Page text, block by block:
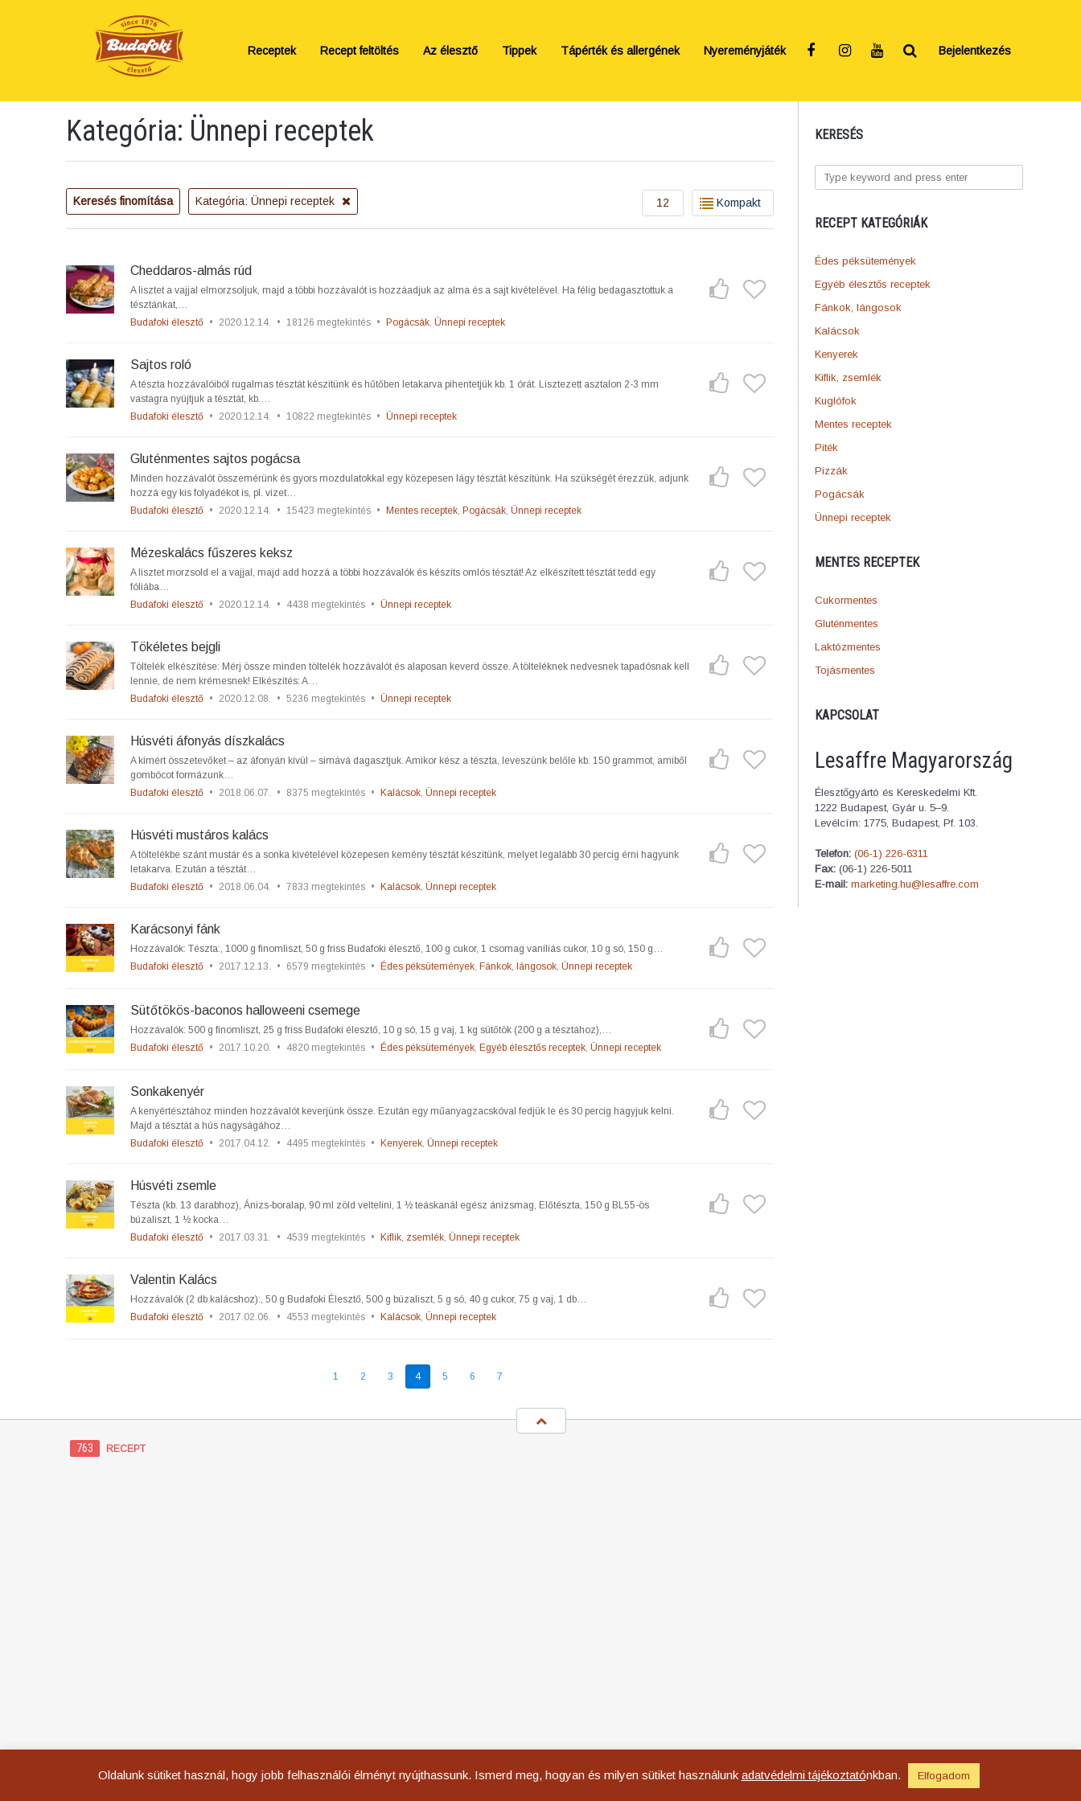
Receptek Recept feltöltés Az élesztő Tippek Tápérték és allergének Nyereményjáték Bejelentkezés
KERESÉS
RECEPT KATEGÓRIÁK
Édes péksütemények
Egyéb élesztős receptek
Fánkok, lángosok
Kalácsok
Kenyerek
Kiflik, zsemlék
Kuglófok
Mentes receptek
Piték
Pizzák
Pogácsák
Ünnepi receptek
MENTES RECEPTEK
Cukormentes
Gluténmentes
Laktózmentes
Tojásmentes
KAPCSOLAT
Lesaffre Magyarország
Élesztőgyártó és Kereskedelmi Kft.
1222 Budapest, Gyár u. 5–9.
Levélcím: 1775, Budapest, Pf. 103.
Telefon: (06-1) 226-6311
Fax: (06-1) 226-5011
E-mail: marketing.hu@lesaffre.com
Kategória: Ünnepi receptek
Keresés finomítása Kategória: Ünnepi receptek Kompakt
12
Cheddaros-almás rúd
A lisztet a vajjal elmorzsoljuk, majd a többi hozzávalót is hozzáadjuk az alma és a sajt kivételével. Ha félig bedagasztottuk a
tésztánkat,…
Budafoki élesztő • 2020.12.14. • 18126 megtekintés • Pogácsák, Ünnepi receptek
Sajtos roló
A tészta hozzávalóiból rugalmas tésztát készítünk és hűtőben letakarva pihentetjük kb. 1 órát. Lisztezett asztalon 2-3 mm
vastagra nyújtjuk a tésztát, kb.…
Budafoki élesztő • 2020.12.14. • 10822 megtekintés • Ünnepi receptek
Gluténmentes sajtos pogácsa
Minden hozzávalót összemérünk és gyors mozdulatokkal egy közepesen lágy tésztát készítünk. Ha szükségét érezzük, adjunk
hozzá egy kis folyadékot is, pl. vizet…
Budafoki élesztő • 2020.12.14. • 15423 megtekintés • Mentes receptek, Pogácsák, Ünnepi receptek
Mézeskalács fűszeres keksz
A lisztet morzsold el a vajjal, majd add hozzá a többi hozzávalók és készíts omlós tésztát! Az elkészített tésztát tedd egy
fóliába…
Budafoki élesztő • 2020.12.14. • 4438 megtekintés • Ünnepi receptek
Tökéletes bejgli
Töltelék elkészítése: Mérj össze minden töltelék hozzávalót és alaposan keverd össze. A tölteléknek nedvesnek tapadósnak kell
lennie, de nem krémesnek! Elkészítés: A…
Budafoki élesztő • 2020.12.08. • 5236 megtekintés • Ünnepi receptek
Húsvéti áfonyás díszkalács
A kimért összetevőket – az áfonyán kívül – simává dagasztjuk. Amikor kész a tészta, leveszünk belőle kb. 150 grammot, amiből
gombócot formázunk…
Budafoki élesztő • 2018.06.07. • 8375 megtekintés • Kalácsok, Ünnepi receptek
Húsvéti mustáros kalács
A töltelékbe szánt mustár és a sonka kivételével közepesen kemény tésztát készítünk, melyet legalább 30 percig érni hagyunk
letakarva. Ezután a tésztát…
Budafoki élesztő • 2018.06.04. • 7833 megtekintés • Kalácsok, Ünnepi receptek
Karácsonyi fánk
Hozzávalók: Tészta:, 1000 g finomliszt, 50 g friss Budafoki élesztő, 100 g cukor, 1 csomag vaníliás cukor, 10 g só, 150 g…
Budafoki élesztő • 2017.12.13. • 6579 megtekintés • Édes péksütemények, Fánkok, lángosok, Ünnepi receptek
Sütőtökös-baconos halloweeni csemege
Hozzávalók: 500 g finomliszt, 25 g friss Budafoki élesztő, 10 g só, 15 g vaj, 1 kg sütőtök (200 g a tésztához),…
Budafoki élesztő • 2017.10.20. • 4820 megtekintés • Édes péksütemények, Egyéb élesztős receptek, Ünnepi receptek
Sonkakenyér
A kenyértésztához minden hozzávalót keverjünk össze. Ezután egy műanyagzacskóval fedjük le és 30 percig hagyjuk kelni.
Majd a tésztát a hús nagyságához…
Budafoki élesztő • 2017.04.12. • 4495 megtekintés • Kenyerek, Ünnepi receptek
Húsvéti zsemle
Tészta (kb. 13 darabhoz), Ánizs-boralap, 90 ml zöld veltelini, 1 ½ teáskanál egész ánizsmag, Előtészta, 150 g BL55-ös
búzaliszt, 1 ½ kocka…
Budafoki élesztő • 2017.03.31. • 4539 megtekintés • Kiflik, zsemlék, Ünnepi receptek
Valentin Kalács
Hozzávalók (2 db kalácshoz):, 50 g Budafoki Élesztő, 500 g búzaliszt, 5 g só, 40 g cukor, 75 g vaj, 1 db…
Budafoki élesztő • 2017.02.06. • 4553 megtekintés • Kalácsok, Ünnepi receptek
1 2 3 4 5 6 7
763 RECEPT
Copyright © 2026. All rights reserved
Oldalunk sütiket használ, hogy jobb felhasználói élményt nyújthassunk. Ismerd meg, hogyan és milyen sütiket használunk adatvédelmi tájékoztatónkban. Elfogadom